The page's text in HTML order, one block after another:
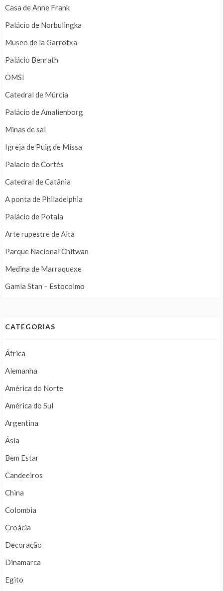
Casa de Anne Frank
Palácio de Norbulingka
Museo de la Garrotxa
Palácio Benrath
OMSI
Catedral de Múrcia
Palácio de Amalienborg
Minas de sal
Igreja de Puig de Missa
Palacio de Cortés
Catedral de Catânia
A ponta de Philadelphia
Palácio de Potala
Arte rupestre de Alta
Parque Nacional Chitwan
Medina de Marraquexe
Gamla Stan – Estocolmo
CATEGORIAS
África
Alemanha
América do Norte
América do Sul
Argentina
Ásia
Bem Estar
Candeeiros
China
Colombia
Croácia
Decoração
Dinamarca
Egito